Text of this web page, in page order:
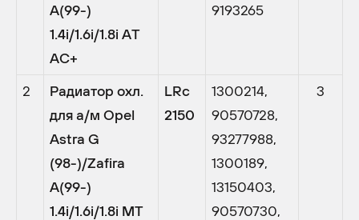
A(99-)
1.4i/1.6i/1.8i AТ
AC+
9193265
2
Радиатор охл.
для а/м Opel
Astra G
(98-)/Zafira
A(99-)
1.4i/1.6i/1.8i MТ
LRc
2150
1300214,
90570728,
93277988,
1300189,
13150403,
90570730,
3